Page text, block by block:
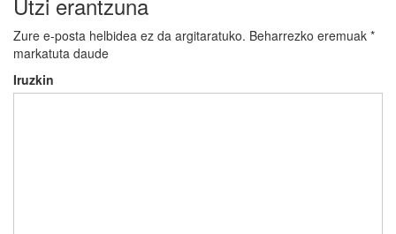
Zure e-posta helbidea ez da argitaratuko. Beharrezko eremuak *
markatuta daude
Iruzkin